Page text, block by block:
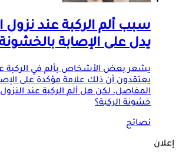
سبب ألم الركبة عند نزول
يدل على الإصابة
يشعر بعض الأشخاص بألم في الركبة
يعتقدون أن ذلك علامة مؤكدة على
المفاصل، لكن هل ألم الركبة عند النزول
خشونة الركبة؟
نصائح
إعلان